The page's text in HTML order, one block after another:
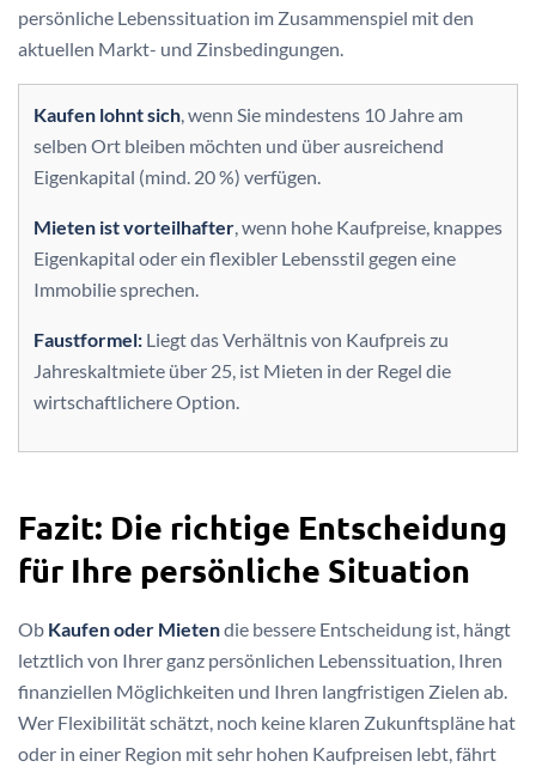
persönliche Lebenssituation im Zusammenspiel mit den
aktuellen Markt- und Zinsbedingungen.
Kaufen lohnt sich, wenn Sie mindestens 10 Jahre am
selben Ort bleiben möchten und über ausreichend
Eigenkapital (mind. 20 %) verfügen.
Mieten ist vorteilhafter, wenn hohe Kaufpreise, knappes
Eigenkapital oder ein flexibler Lebensstil gegen eine
Immobilie sprechen.
Faustformel: Liegt das Verhältnis von Kaufpreis zu
Jahreskaltmiete über 25, ist Mieten in der Regel die
wirtschaftlichere Option.
Fazit: Die richtige Entscheidung
für Ihre persönliche Situation
Ob Kaufen oder Mietendie bessere Entscheidung ist, hängt
letztlich von Ihrer ganz persönlichen Lebenssituation, Ihren
finanziellen Möglichkeiten und Ihren langfristigen Zielen ab.
Wer Flexibilität schätzt, noch keine klaren Zukunftspläne hat
oder in einer Region mit sehr hohen Kaufpreisen lebt, fährt